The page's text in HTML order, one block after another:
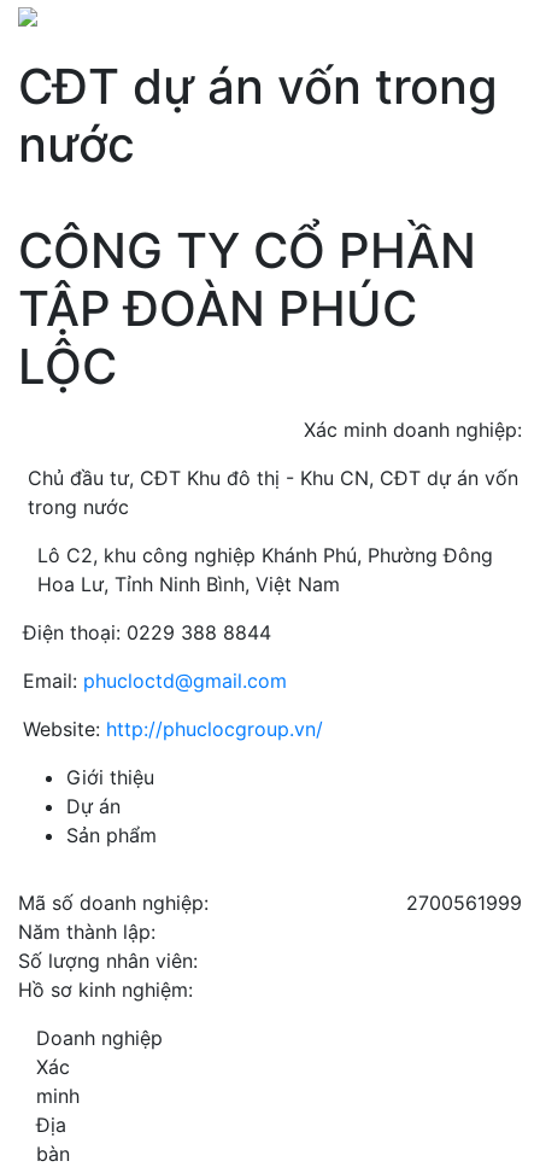
CĐT dự án vốn trong
nước
CÔNG TY CỔ PHẦN
TẬP ĐOÀN PHÚC
LỘC
Xác minh doanh nghiệp:
Chủ đầu tư, CĐT Khu đô thị - Khu CN, CĐT dự án vốn
trong nước
Lô C2, khu công nghiệp Khánh Phú, Phường Đông
Hoa Lư, Tỉnh Ninh Bình, Việt Nam
Điện thoại: 0229 388 8844
Email: phucloctd@gmail.com
Website: http://phuclocgroup.vn/
Giới thiệu
Dự án
Sản phẩm
Mã số doanh nghiệp:
2700561999
Năm thành lập:
Số lượng nhân viên:
Hồ sơ kinh nghiệm:
Doanh nghiệp
Xác
minh
Địa
bàn